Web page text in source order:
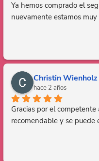
Ya hemos comprado el
nuevamente estamos muy
Christin Wienholz
hace 2 años
Gracias por el
recomendable y se puede